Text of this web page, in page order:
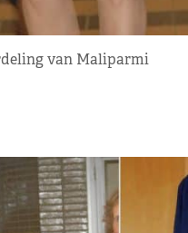
van Maliparmi